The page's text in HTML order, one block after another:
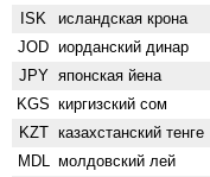
ISK исландская крона
JOD иорданский динар
JPY японская йена
KGS киргизский сом
KZT казахстанский тенге
MDL молдовский лей